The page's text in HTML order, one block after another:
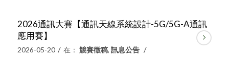
2026通訊大賽【通訊天線系統設計-5G/5G-A通訊
應用賽】
2026-05-20 / 在： 競賽徵稿, 訊息公告 /